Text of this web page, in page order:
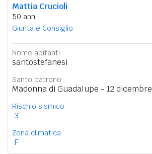
Mattia Crucioli
50 anni
Giunta e Consiglio
Nome abitanti
santostefanesi
Santo patrono
Madonna di Guadalupe - 12 dicembre
Rischio sismico
3
Zona climatica
F